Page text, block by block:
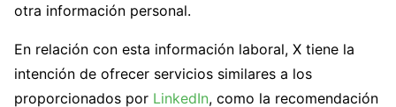
otra información personal.
En relación con esta información laboral, X tiene la
intención de ofrecer servicios similares a los
proporcionados por LinkedIn, como la recomendación